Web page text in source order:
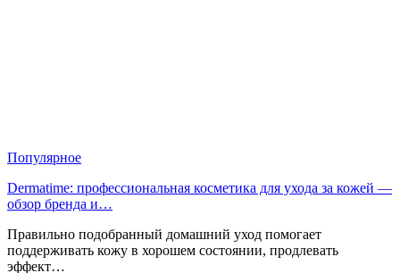
Популярное
Dermatime: профессиональная косметика для ухода за кожей —
обзор бренда и…
Правильно подобранный домашний уход помогает
поддерживать кожу в хорошем состоянии, продлевать
эффект…